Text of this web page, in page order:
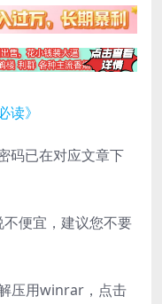
读》
码已在对应文章下
便宜，建议您不要
压用winrar，点击